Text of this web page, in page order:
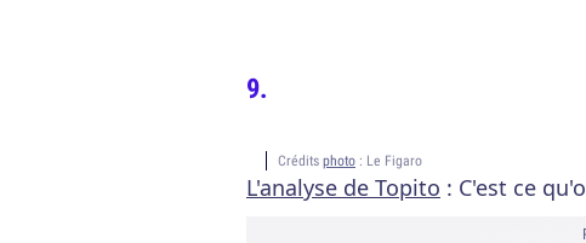
Crédits photo : Le Figaro
L'analyse de Topito : C'est ce